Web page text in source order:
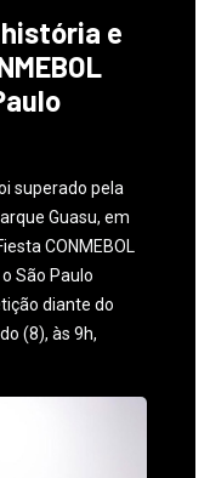
e
superado pela
Guasu, em
CONMEBOL
São Paulo
diante do
(8), às 9h,